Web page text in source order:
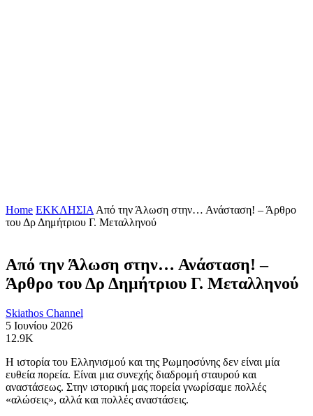
Home ΕΚΚΛΗΣΙΑ Από την Άλωση στην… Ανάσταση! – Άρθρο
του Δρ Δημήτριου Γ. Μεταλληνού
Από την Άλωση στην… Ανάσταση! –
Άρθρο του Δρ Δημήτριου Γ. Μεταλληνού
Skiathos Channel
5 Ιουνίου 2026
12.9K
Η ιστορία του Ελληνισμού και της Ρωμηοσύνης δεν είναι μία
ευθεία πορεία. Είναι μια συνεχής διαδρομή σταυρού και
αναστάσεως. Στην ιστορική μας πορεία γνωρίσαμε πολλές
«αλώσεις», αλλά και πολλές αναστάσεις.